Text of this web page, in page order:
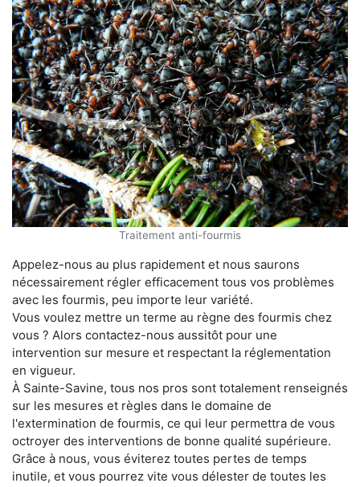
Traitement anti-fourmis
Appelez-nous au plus rapidement et nous saurons
nécessairement régler efficacement tous vos problèmes
avec les fourmis, peu importe leur variété.
Vous voulez mettre un terme au règne des fourmis chez
vous ? Alors contactez-nous aussitôt pour une
intervention sur mesure et respectant la réglementation
en vigueur.
À Sainte-Savine, tous nos pros sont totalement renseignés
sur les mesures et règles dans le domaine de
l'extermination de fourmis, ce qui leur permettra de vous
octroyer des interventions de bonne qualité supérieure.
Grâce à nous, vous éviterez toutes pertes de temps
inutile, et vous pourrez vite vous délester de toutes les